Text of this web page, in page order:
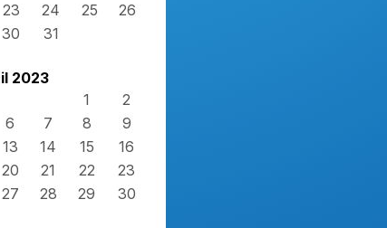
23 24 25
26
30 31
2023
1
2
6 7 8
9
13 14 15
16
20 21 22
23
27 28 29 30